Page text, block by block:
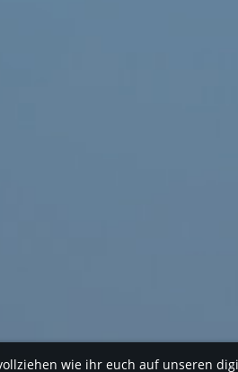
wie ihr euch auf unseren